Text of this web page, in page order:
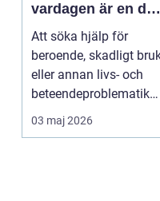
vardagen är en del
av behandlingen
Att söka hjälp för
beroende, skadligt
eller annan livs- och
beteendeproblematik
är ett stort st...
03 maj 2026